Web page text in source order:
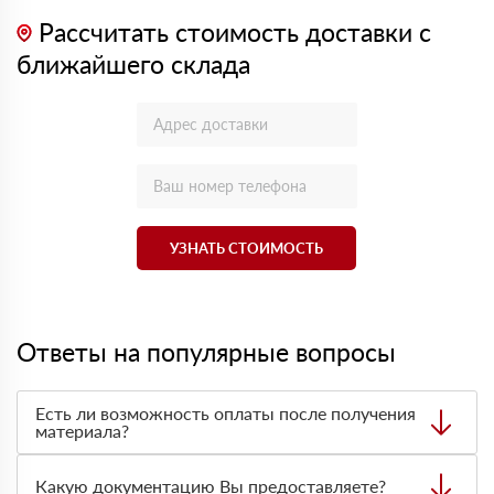
Рассчитать стоимость доставки с
ближайшего склада
УЗНАТЬ СТОИМОСТЬ
Ответы на популярные вопросы
Есть ли возможность оплаты после получения
материала?
оплата по факту получения товара. При этом, если
Какую документацию Вы предоставляете?